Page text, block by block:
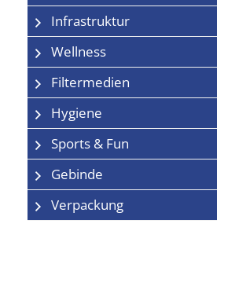
Infrastruktur
Wellness
Filtermedien
Hygiene
Sports & Fun
Gebinde
Verpackung